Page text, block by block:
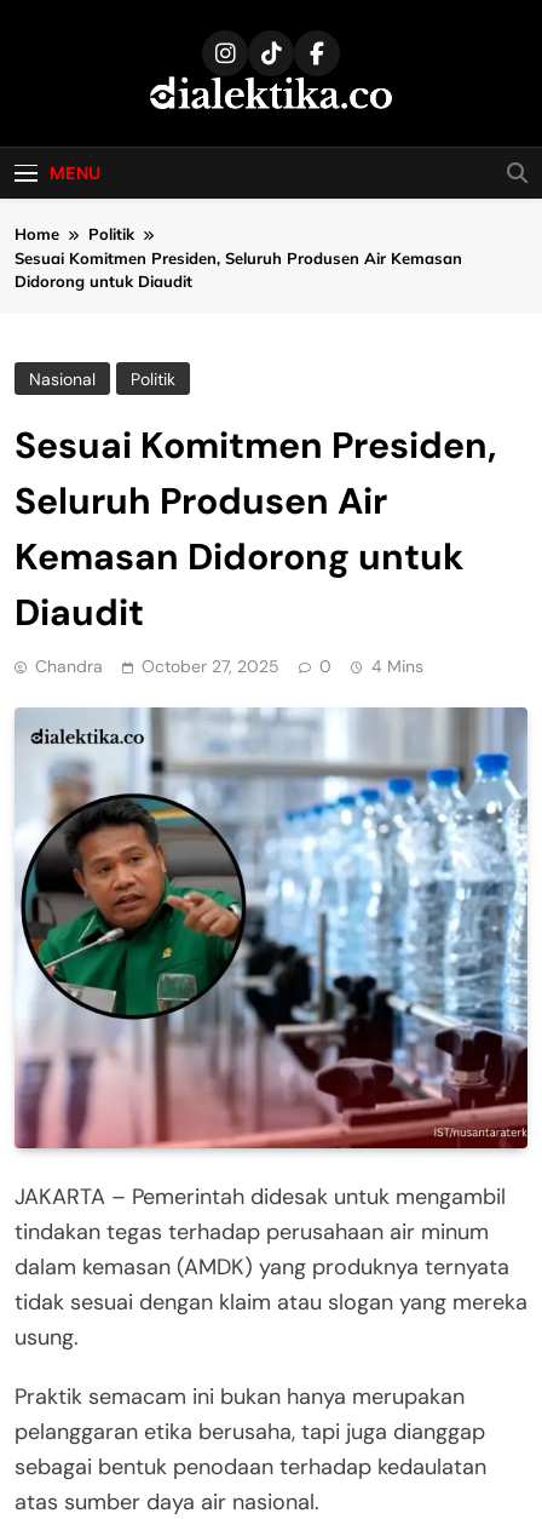
dialektika
MENU
Home
Politik
Sesuai Komitmen Presiden, Seluruh Produsen Air Kemasan
Didorong untuk Diaudit
Nasional Politik
Sesuai Komitmen Presiden,
Seluruh Produsen Air
Kemasan Didorong untuk
Diaudit
Chandra October 27, 2025 0 4 Mins
JAKARTA – Pemerintah didesak untuk mengambil
tindakan tegas terhadap perusahaan air minum
dalam kemasan (AMDK) yang produknya ternyata
tidak sesuai dengan klaim atau slogan yang mereka
usung.
Praktik semacam ini bukan hanya merupakan
pelanggaran etika berusaha, tapi juga dianggap
sebagai bentuk penodaan terhadap kedaulatan
atas sumber daya air nasional.